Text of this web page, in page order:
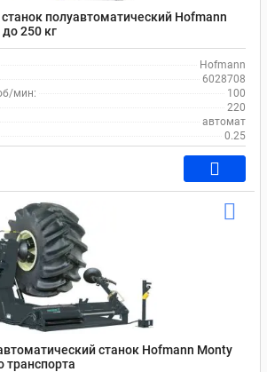
полуавтоматический Hofmann
250 кг
Hofmann
6028708
мин:
100
220
автомат
0.25
станок Hofmann Monty
транспорта